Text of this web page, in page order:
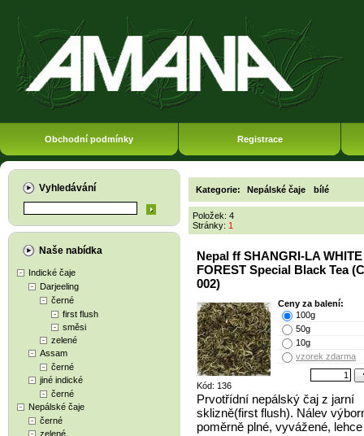
Obchodní podmínky Registrace
Vyhledávání
Naše nabídka
Indické čaje
Darjeeling
černé
first flush
směsi
zelené
Assam
černé
jiné indické
černé
Nepálské čaje
černé
zelené
Kategorie: Nepálské čaje bílé
Položek: 4
Stránky: 1
Nepal ff SHANGRI-LA WHITE
FOREST Special Black Tea
002)
Kód: 136
Ceny za balení:
100g
50g
10g
vzorek zdarma
Prvotřídní nepálský čaj z jarní
sklizně(first flush). Nálev
poměrně plné, vyvážené, lehce